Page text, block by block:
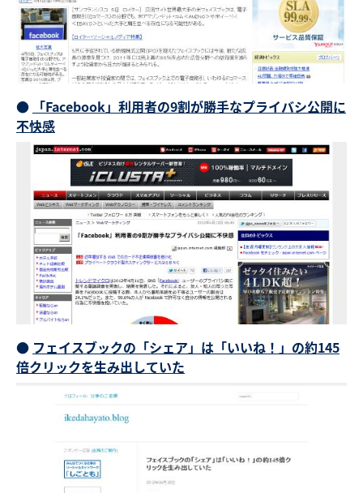
● 「Facebook」利用者の9割が勝手なプライバシ公開に
不快感
● フェイスブックの「シェア」は「いいね！」の約145
倍クリックを生み出していた